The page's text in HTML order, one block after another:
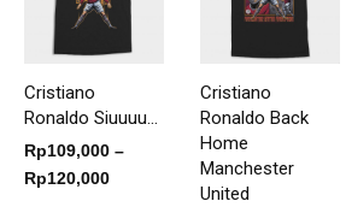
Cristiano
Ronaldo Siuuuu...
Rp109,000 –
Rp120,000Rentang
Cristiano
Ronaldo Back
Home
Manchester
United